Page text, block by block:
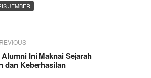
JEMBER
Ini Maknai Sejarah
dan Keberhasilan